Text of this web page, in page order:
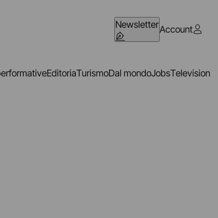
NewsletterAccount
EditoriaTurismoDal mondoJobsTelevision